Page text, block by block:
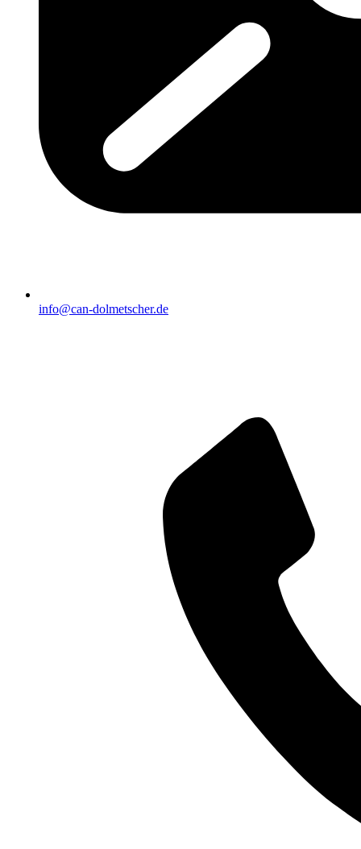
info@can-dolmetscher.de